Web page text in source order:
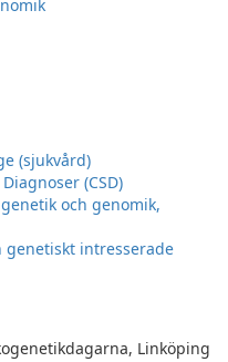
(sjukvård)
(CSD)
och genomik,
intresserade
Linköping